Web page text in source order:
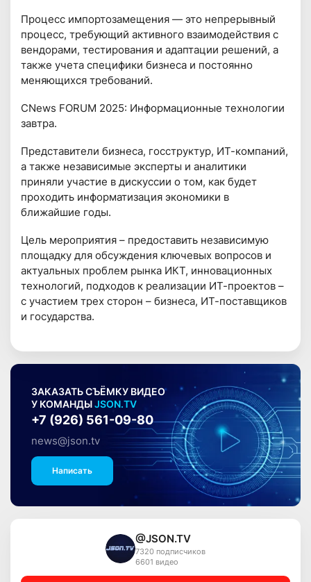
Процесс импортозамещения — это непрерывный
процесс, требующий активного взаимодействия с
вендорами, тестирования и адаптации решений, а
также учета специфики бизнеса и постоянно
меняющихся требований.
CNews FORUM 2025: Информационные технологии
завтра.
Предcтавители бизнеса, госструктур, ИТ-компаний,
а также независимые эксперты и аналитики
приняли участие в дискуссии о том, как будет
проходить информатизация экономики в
ближайшие годы.
Цель мероприятия – предоставить независимую
площадку для обсуждения ключевых вопросов и
актуальных проблем рынка ИКТ, инновационных
технологий, подходов к реализации ИТ-проектов –
с участием трех сторон – бизнеса, ИТ-поставщиков
и государства.
ЗАКАЗАТЬ СЪЁМКУ ВИДЕО
У КОМАНДЫJSON.TV
+7 (926) 561-09-80
news@json.tv
Написать
@JSON.TV
7320 подписчиков
6601 видео